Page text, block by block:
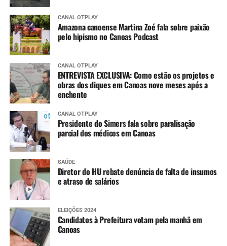
CANAL OTPLAY
Amazona canoense Martina Zoé fala sobre paixão
pelo hipismo no Canoas Podcast
CANAL OTPLAY
ENTREVISTA EXCLUSIVA: Como estão os projetos e
obras dos diques em Canoas nove meses após a
enchente
CANAL OTPLAY
Presidente do Simers fala sobre paralisação
parcial dos médicos em Canoas
SAÚDE
Diretor do HU rebate denúncia de falta de insumos
e atraso de salários
ELEIÇÕES 2024
Candidatos à Prefeitura votam pela manhã em
Canoas